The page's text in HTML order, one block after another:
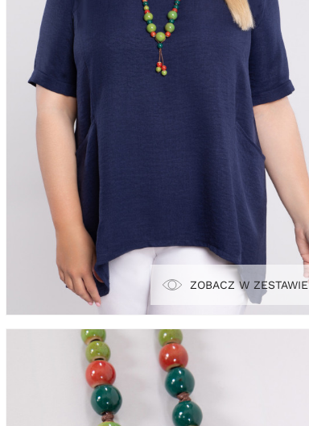
ZOBACZ W ZESTAWIE